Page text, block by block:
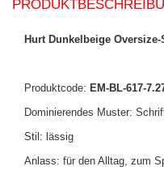
Hurt Dunkelbeige
Produktcode: EM-BL-617-
Dominierendes Muster:
Stil: lässig
Anlass: für den Alltag, zum